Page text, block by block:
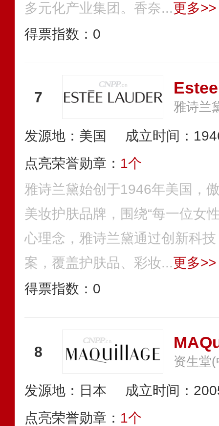
多元化产业集团。香奈...更多>>
得票指数： 0
7
雅诗兰
发源地：美国
成立时间：
点亮荣誉勋章： 1个
雅诗兰黛始创于1946年美国，
美妆护肤品牌，围绕“每一位女
心理念，雅诗兰黛通过创新科
案，覆盖护肤品、彩妆...更多>>
得票指数： 0
8
资生堂
发源地：日本
成立时间：
点亮荣誉勋章： 1个